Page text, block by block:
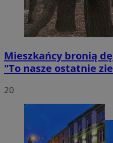
Mieszkańcy bronią
"To nasze ostatnie
20